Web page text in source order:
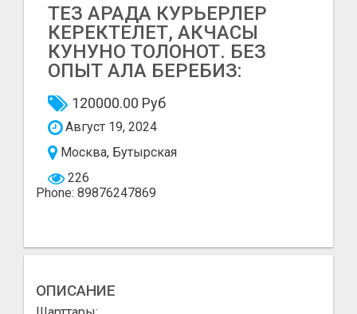
ТЕЗ АРАДА КУРЬЕРЛЕР
КЕРЕКТЕЛЕТ, АКЧАСЫ
КУНУНО ТОЛОНОТ. БЕЗ
ОПЫТ АЛА БЕРЕБИЗ:
120000.00 Руб
Август 19, 2024
Москва, Бутырская
226
Phone: 89876247869
ОПИСАНИЕ